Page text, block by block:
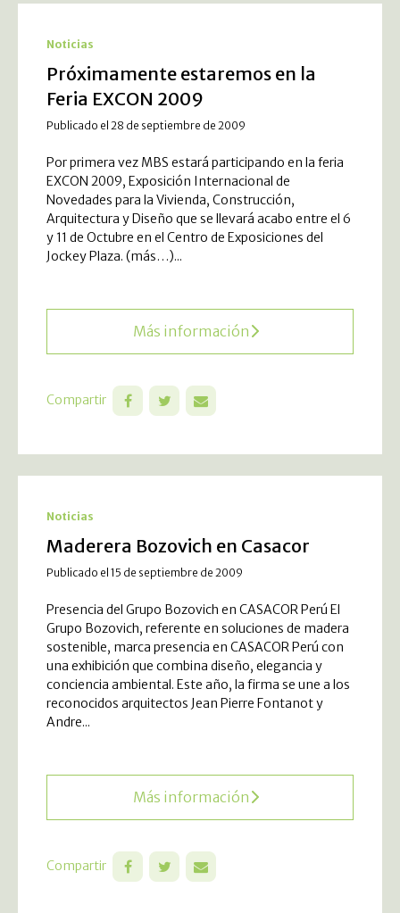
Noticias
Próximamente estaremos en la
Feria EXCON 2009
Publicado el 28 de septiembre de 2009
Por primera vez MBS estará participando en la feria
EXCON 2009, Exposición Internacional de
Novedades para la Vivienda, Construcción,
Arquitectura y Diseño que se llevará acabo entre el 6
y 11 de Octubre en el Centro de Exposiciones del
Jockey Plaza. (más…)...
Más información
Compartir
Noticias
Maderera Bozovich en Casacor
Publicado el 15 de septiembre de 2009
Presencia del Grupo Bozovich en CASACOR Perú El
Grupo Bozovich, referente en soluciones de madera
sostenible, marca presencia en CASACOR Perú con
una exhibición que combina diseño, elegancia y
conciencia ambiental. Este año, la firma se une a los
reconocidos arquitectos Jean Pierre Fontanot y
Andre...
Más información
Compartir